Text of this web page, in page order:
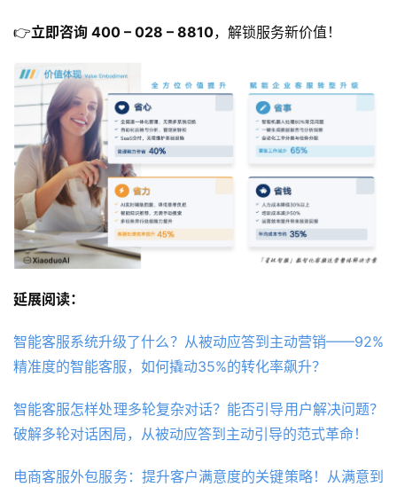
👉立即咨询 400 – 028 – 8810，解锁服务新价值！
延展阅读：
智能客服系统升级了什么？从被动应答到主动营销——92%
精准度的智能客服，如何撬动35%的转化率飙升？
智能客服怎样处理多轮复杂对话？能否引导用户解决问题？
破解多轮对话困局，从被动应答到主动引导的范式革命！
电商客服外包服务：提升客户满意度的关键策略！从满意到